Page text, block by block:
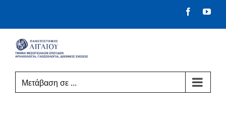
Facebook
Μετάβαση σε ...